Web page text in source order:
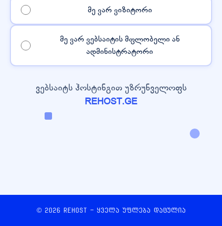
მე ვარ ვიზიტორი
მე ვარ ვებსაიტის მფლობელი ან
ადმინისტრატორი
ვებსაიტს ჰოსტინგით უზრუნველოფს
REHOST.GE
© 2026 REHOST - ყველა უფლება დაცულია